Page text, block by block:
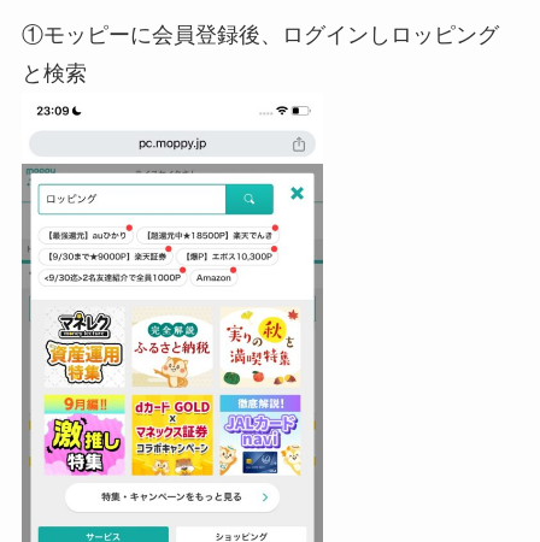
①モッピーに会員登録後、ログインしロッピング
と検索